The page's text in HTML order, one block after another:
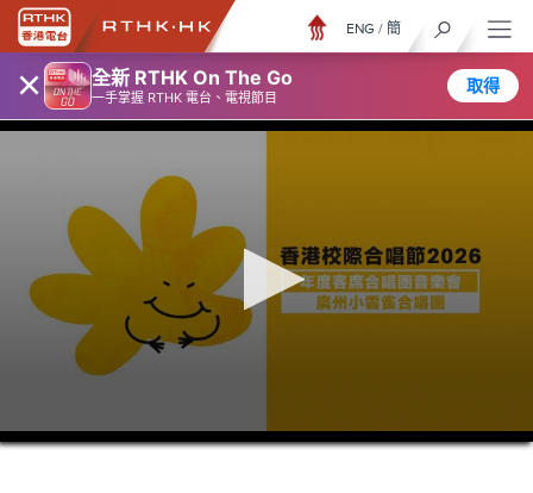
× 全新 RTHK On The Go
一手掌握 RTHK 電台、電視節目
取得
ENG / 簡
0
seconds